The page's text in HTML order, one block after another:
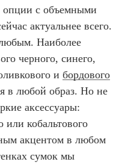
опции с объемными
актуальнее всего.
Наиболее
черного, синего,
и бордового
в любой образ. Но не
аксессуары:
или кобальтового
акцентом в любом
сумок мы